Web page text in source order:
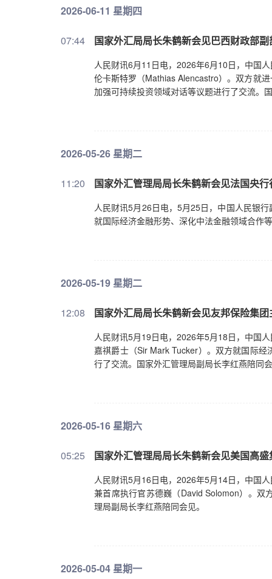
2026-06-11 星期四
07:44 国家外汇局局长朱鹤新会见巴西财政部
人民财讯6月11日电，2026年6月10日，中国
伦卡斯特罗（Mathias Alencastro）。双方就
加强可持续投资领域对话等议题进行了交流。
2026-05-26 星期二
11:20 国家外汇管理局局长朱鹤新会见法国央
人民财讯5月26日电，5月25日，中国人民银
就国际经济金融形势、深化中法金融领域合作
2026-05-19 星期二
12:08 国家外汇局局长朱鹤新会见友邦保险集
人民财讯5月19日电，2026年5月18日，中国
嘉祺爵士（Sir Mark Tucker）。双方就国际
行了交流。国家外汇管理局副局长李红燕陪同
2026-05-16 星期六
05:25 国家外汇管理局局长朱鹤新会见美国高
人民财讯5月16日电，2026年5月14日，中国
兼首席执行官苏德巍（David Solomon）。双
理局副局长李红燕陪同会见。
2026-05-04 星期一